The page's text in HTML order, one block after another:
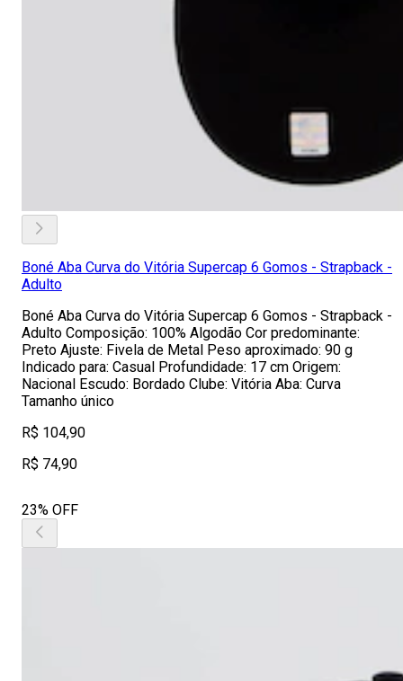
Boné Aba Curva do Vitória Supercap 6 Gomos - Strapback -
Adulto
Boné Aba Curva do Vitória Supercap 6 Gomos - Strapback -
Adulto Composição: 100% Algodão Cor predominante:
Preto Ajuste: Fivela de Metal Peso aproximado: 90 g
Indicado para: Casual Profundidade: 17 cm Origem:
Nacional Escudo: Bordado Clube: Vitória Aba: Curva
Tamanho único
R$ 104,90
R$ 74,90
23% OFF